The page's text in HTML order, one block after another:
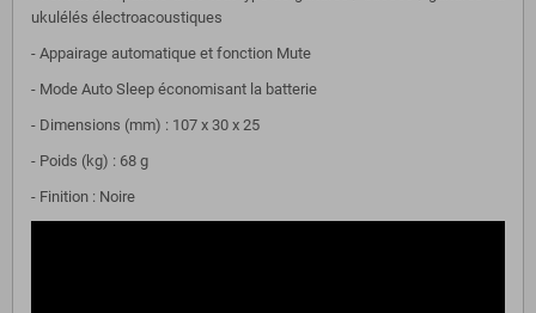
ukulélés électroacoustiques
- Appairage automatique et fonction Mute
- Mode Auto Sleep économisant la batterie
- Dimensions (mm) : 107 x 30 x 25
- Poids (kg) : 68 g
- Finition : Noire